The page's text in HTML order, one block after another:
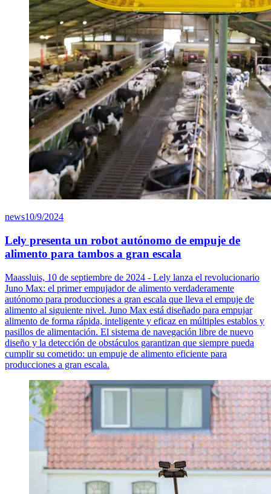
news10/9/2024
Lely presenta un robot autónomo de empuje de
alimento para tambos a gran escala
Maassluis, 10 de septiembre de 2024 - Lely lanza el revolucionario
Juno Max: el primer empujador de alimento verdaderamente
autónomo para producciones a gran escala que lleva el empuje de
alimento al siguiente nivel. Juno Max está diseñado para empujar
alimento de forma rápida, inteligente y eficaz en múltiples establos y
pasillos de alimentación. El sistema de navegación libre de nuevo
diseño y la detección de obstáculos garantizan que siempre pueda
cumplir su cometido: un empuje de alimento eficiente para
producciones a gran escala.